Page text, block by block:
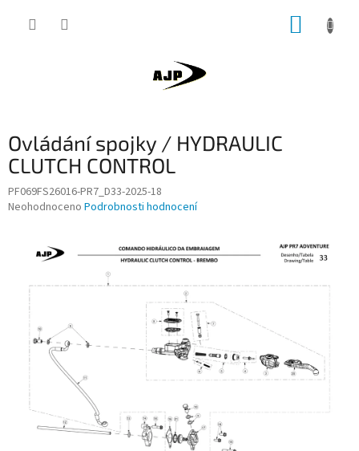
Ovládání spojky / HYDRAULIC
CLUTCH CONTROL
PF069FS26016-PR7_D33-2025-18
Průměrné
hvězdiček.
Neohodnoceno Podrobnosti hodnocení